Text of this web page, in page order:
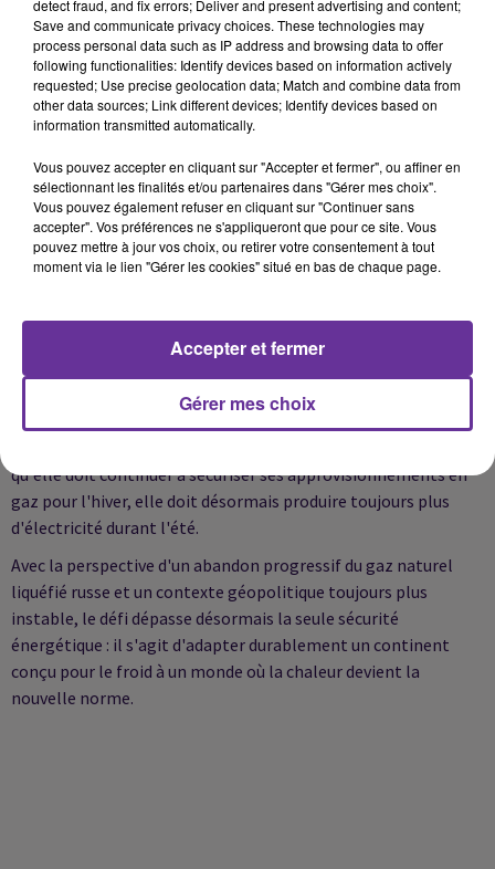
consommation énergétique et les émissions de carbone.
En France, où les températures ont dépassé les 40 °C, la
fermeture de sites emblématiques, les perturbations dans les
établissements scolaires et les difficultés rencontrées dans les
hôpitaux ont relancé le débat politique.
Une partie de la classe politique plaide pour un déploiement
rapide de la climatisation dans les bâtiments publics,
estimant que le coût sanitaire de l'inaction serait supérieur
aux dépenses énergétiques supplémentaires.
rénovation thermique des bâtiments, la végétalisation des
villes et l'adaptation de l'urbanisme aux nouvelles réalités
qu'elle doit continuer à sécuriser ses approvisionnements en
gaz pour l'hiver, elle doit désormais produire toujours plus
d'électricité durant l'été.
Avec la perspective d'un abandon progressif du gaz naturel
liquéfié russe et un contexte géopolitique toujours plus
instable, le défi dépasse désormais la seule sécurité
énergétique : il s'agit d'adapter durablement un continent
conçu pour le froid à un monde où la chaleur devient la
nouvelle norme.
detect fraud, and fix errors; Deliver and present advertising and content;
Save and communicate privacy choices. These technologies may
process personal data such as IP address and browsing data to offer
following functionalities: Identify devices based on information actively
requested; Use precise geolocation data; Match and combine data from
other data sources; Link different devices; Identify devices based on
information transmitted automatically.
Vous pouvez accepter en cliquant sur "Accepter et fermer", ou affiner en
sélectionnant les finalités et/ou partenaires dans "Gérer mes choix".
Vous pouvez également refuser en cliquant sur "Continuer sans
accepter". Vos préférences ne s'appliqueront que pour ce site. Vous
pouvez mettre à jour vos choix, ou retirer votre consentement à tout
moment via le lien "Gérer les cookies" situé en bas de chaque page.
Gérer mes choix
Accepter et fermer